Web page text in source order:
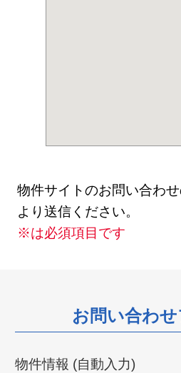
物件サイトのお問い合わ
より送信ください。
※は必須項目です
お問い合わ
物件情報 (自動入力)